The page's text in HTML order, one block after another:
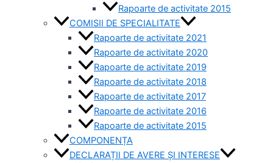
Rapoarte de activitate 2015
COMISII DE SPECIALITATE
Rapoarte de activitate 2021
Rapoarte de activitate 2020
Rapoarte de activitate 2019
Rapoarte de activitate 2018
Rapoarte de activitate 2017
Rapoarte de activitate 2016
Rapoarte de activitate 2015
COMPONENȚA
DECLARAȚII DE AVERE ȘI INTERESE